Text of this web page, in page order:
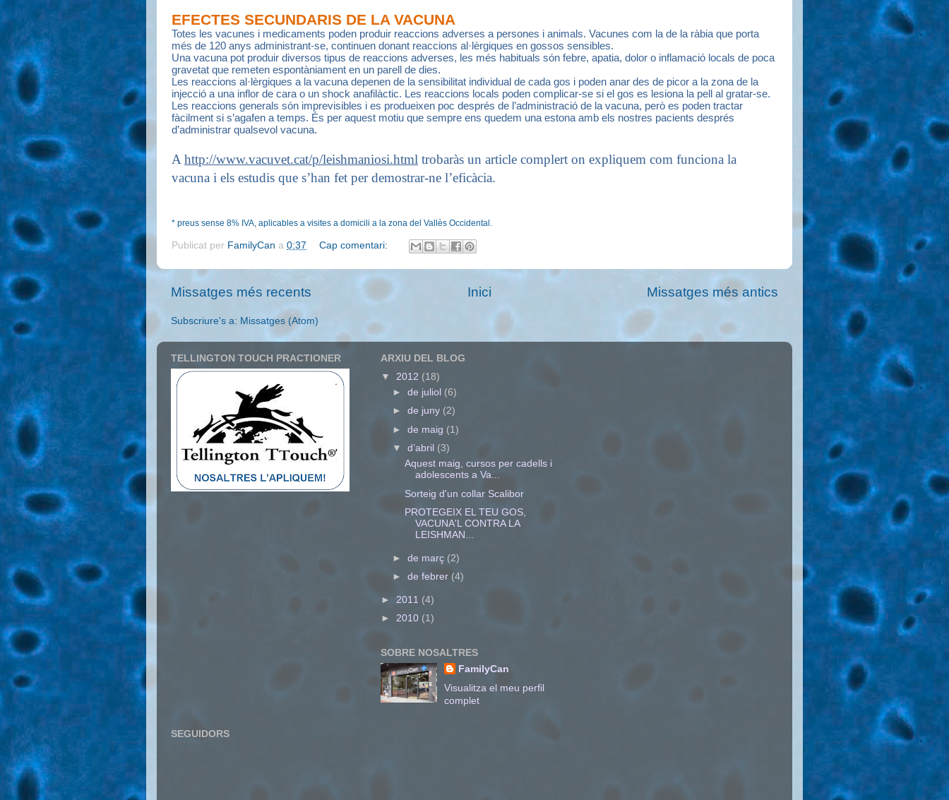
EFECTES SECUNDARIS DE LA VACUNA
Totes les vacunes i medicaments poden produir reaccions adverses a persones i animals. Vacunes com la de la ràbia que porta
més de 120 anys administrant-se, continuen donant reaccions al·lèrgiques en gossos sensibles.
Una vacuna pot produir diversos tipus de reaccions adverses, les més habituals són febre, apatia, dolor o inflamació locals de poca
gravetat que remeten espontàniament en un parell de dies.
Les reaccions al·lèrgiques a la vacuna depenen de la sensibilitat individual de cada gos i poden anar des de picor a la zona de la
injecció a una inflor de cara o un shock anafilàctic. Les reaccions locals poden complicar-se si el gos es lesiona la pell al gratar-se.
Les reaccions generals són imprevisibles i es produeixen poc després de l’administració de la vacuna, però es poden tractar
fàcilment si s’agafen a temps. És per aquest motiu que sempre ens quedem una estona amb els nostres pacients després
d’administrar qualsevol vacuna.
Ahttp://www.vacuvet.cat/p/leishmaniosi.html trobaràs un article complert on expliquem com funciona la
vacuna i els estudis que s’han fet per demostrar-ne l’eficàcia.
* preus sense 8% IVA, aplicables a visites a domicili a la zona del Vallès Occidental.
Publicat per FamilyCan a 0:37 Cap comentari:
Missatges més recents Missatges més antics
Inici
Subscriure's a: Missatges (Atom)
TELLINGTON TOUCH PRACTIONER
ARXIU DEL BLOG
▼ 2012 (18)
►de juliol (6)
►de juny (2)
►de maig (1)
▼d’abril (3)
Aquest maig, cursos per cadells i
adolescents a Va...
Sorteig d'un collar Scalibor
PROTEGEIX EL TEU GOS,
VACUNA'L CONTRA LA
LEISHMAN...
►de març (2)
►de febrer (4)
► 2011 (4)
► 2010 (1)
SOBRE NOSALTRES
FamilyCan
Visualitza el meu perfil
complet
SEGUIDORS